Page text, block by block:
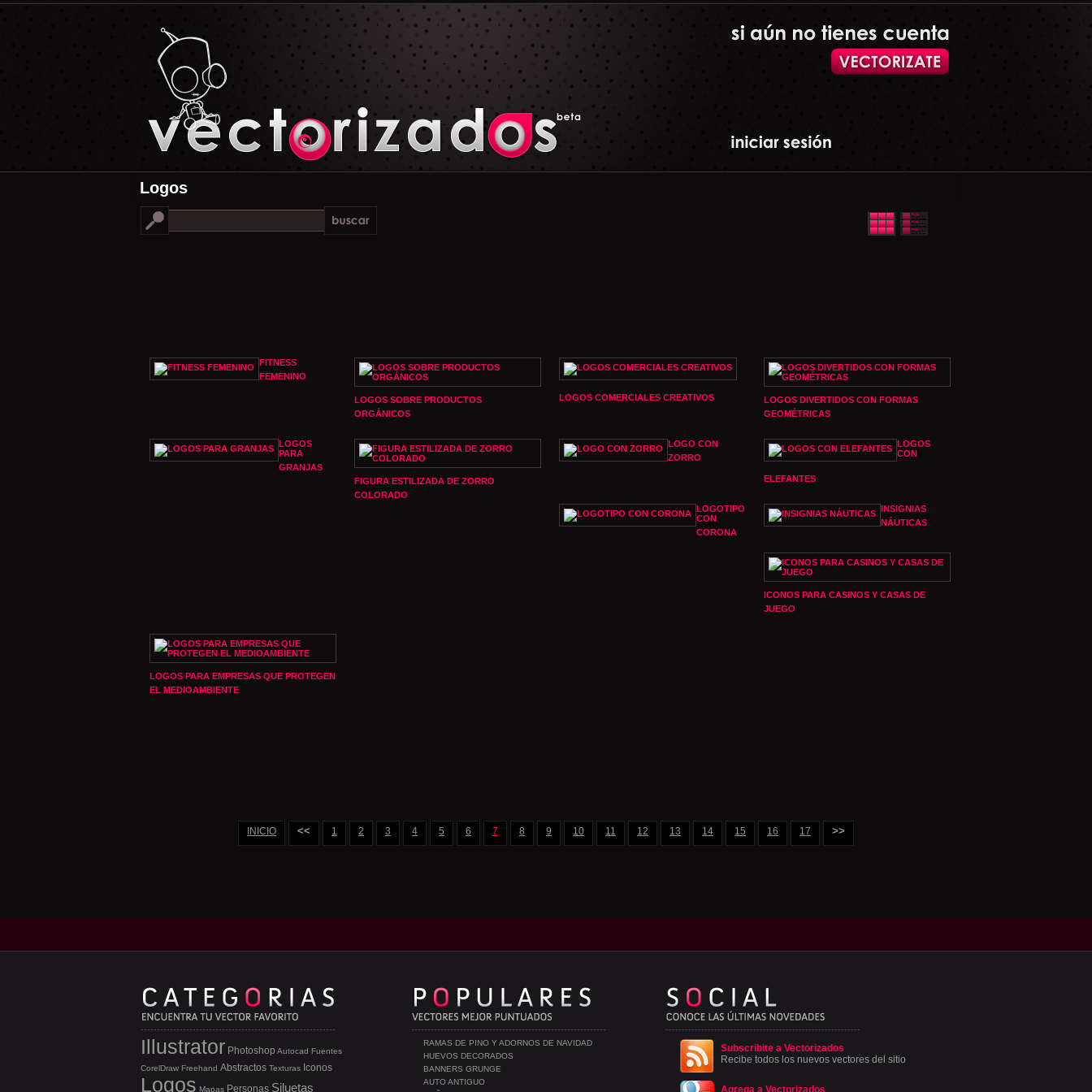
Logos
FITNESS
FEMENINO
LOGOS SOBRE PRODUCTOS
ORGÁNICOS
LOGOS COMERCIALES CREATIVOS
LOGOS DIVERTIDOS CON FORMAS
GEOMÉTRICAS
LOGOS
PARA
GRANJAS
FIGURA ESTILIZADA DE ZORRO
COLORADO
LOGO CON
ZORRO
LOGOS
CON
ELEFANTES
LOGOTIPO
CON
CORONA
INSIGNIAS
NÁUTICAS
ICONOS PARA CASINOS Y CASAS DE
JUEGO
LOGOS PARA EMPRESAS QUE PROTEGEN
EL MEDIOAMBIENTE
INICIO << 1 2 3 4 5 6 7 8 9 10 11 12 13 14 15 16 17 >>
Subscribite a Vectorizados
Recibe todos los nuevos vectores del sitio
Agrega a Vectorizados
RAMAS DE PINO Y ADORNOS DE NAVIDAD
HUEVOS DECORADOS
BANNERS GRUNGE
AUTO ANTIGUO
Illustrator Photoshop Autocad Fuentes
CorelDraw Freehand Abstractos Texturas Iconos
Logos Mapas Personas Siluetas